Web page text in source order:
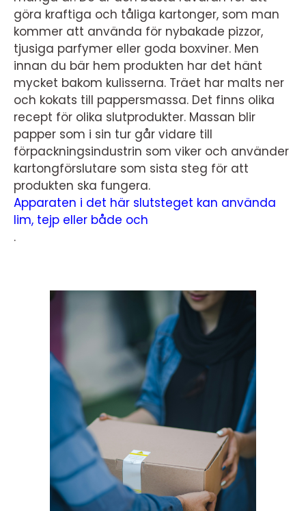
göra kraftiga och tåliga kartonger, som man
kommer att använda för nybakade pizzor,
tjusiga parfymer eller goda boxviner. Men
innan du bär hem produkten har det hänt
mycket bakom kulisserna. Träet har malts ner
och kokats till pappersmassa. Det finns olika
recept för olika slutprodukter. Massan blir
papper som i sin tur går vidare till
förpackningsindustrin som viker och använder
kartongförslutare som sista steg för att
produkten ska fungera.
Apparaten i det här slutsteget kan använda
lim, tejp eller både och
.